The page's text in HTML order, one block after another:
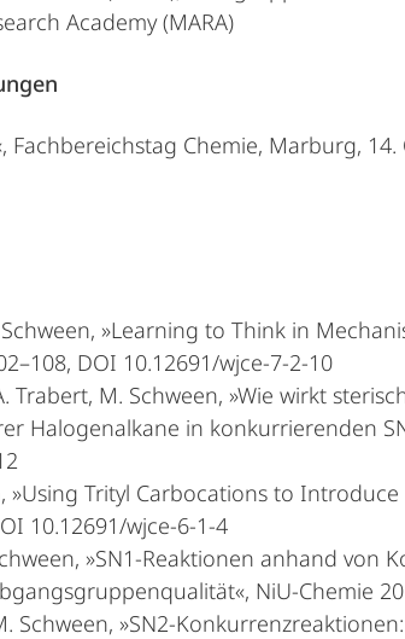
Academy (MARA)
Fachbereichstag Chemie, Marburg, 14.
Schween, »Learning to Think in
DOI 10.12691/wjce-7-2-10
Trabert, M. Schween, »Wie wirkt
Halogenalkane in konkurrierenden
»Using Trityl Carbocations to
10.12691/wjce-6-1-4
»SN1-Reaktionen anhand
NiU-Chemie
Schween, »SN2-